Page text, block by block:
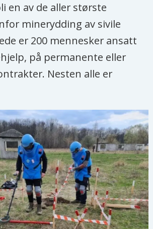
en av de aller største
minerydding av sivile
er 200 mennesker ansatt
på permanente eller
Nesten alle er